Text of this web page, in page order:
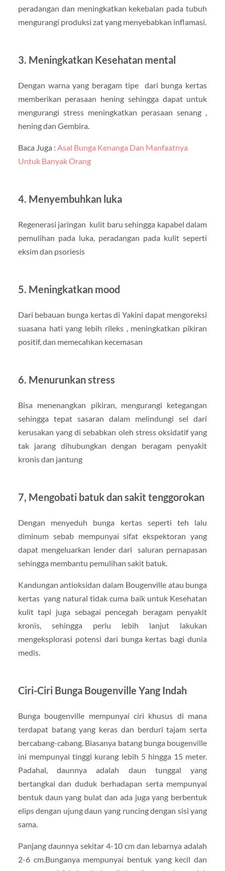
peradangan dan meningkatkan kekebalan pada tubuh
mengurangi produksi zat yang menyebabkan inflamasi.
3. Meningkatkan Kesehatan mental
Dengan warna yang beragam tipe dari bunga kertas
memberikan perasaan hening sehingga dapat untuk
mengurangi stress meningkatkan perasaan senang ,
hening dan Gembira.
Baca Juga : Asal Bunga Kenanga Dan Manfaatnya
Untuk Banyak Orang
4. Menyembuhkan luka
Regenerasi jaringan kulit baru sehingga kapabel dalam
pemulihan pada luka, peradangan pada kulit seperti
eksim dan psoriesis
5. Meningkatkan mood
Dari bebauan bunga kertas di Yakini dapat mengoreksi
suasana hati yang lebih rileks , meningkatkan pikiran
positif, dan memecahkan kecemasan
6. Menurunkan stress
Bisa menenangkan pikiran, mengurangi ketegangan
sehingga tepat sasaran dalam melindungi sel dari
kerusakan yang di sebabkan oleh stress oksidatif yang
tak jarang dihubungkan dengan beragam penyakit
kronis dan jantung
7, Mengobati batuk dan sakit tenggorokan
Dengan menyeduh bunga kertas seperti teh lalu
diminum sebab mempunyai sifat ekspektoran yang
dapat mengeluarkan lender dari saluran pernapasan
sehingga membantu pemulihan sakit batuk.
Kandungan antioksidan dalam Bougenville atau bunga
kertas yang natural tidak cuma baik untuk Kesehatan
kulit tapi juga sebagai pencegah beragam penyakit
kronis, sehingga perlu lebih lanjut lakukan
mengeksplorasi potensi dari bunga kertas bagi dunia
medis.
Ciri-Ciri Bunga Bougenville Yang Indah
Bunga bougenville mempunyai ciri khusus di mana
terdapat batang yang keras dan berduri tajam serta
bercabang-cabang. Biasanya batang bunga bougenville
ini mempunyai tinggi kurang lebih 5 hingga 15 meter.
Padahal, daunnya adalah daun tunggal yang
bertangkai dan duduk berhadapan serta mempunyai
bentuk daun yang bulat dan ada juga yang berbentuk
elips dengan ujung daun yang runcing dengan sisi yang
sama.
Panjang daunnya sekitar 4-10 cm dan lebarnya adalah
2-6 cm.Bunganya mempunyai bentuk yang kecil dan